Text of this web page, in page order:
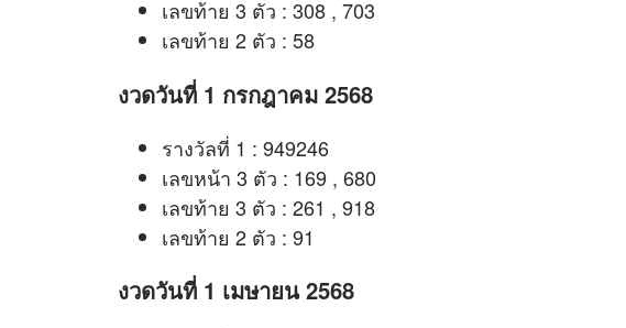
เลขท้าย 3 ตัว : 308 , 703
เลขท้าย 2 ตัว : 58
งวดวันที่ 1 กรกฎาคม 2568
รางวัลที่ 1 : 949246
เลขหน้า 3 ตัว : 169 , 680
เลขท้าย 3 ตัว : 261 , 918
เลขท้าย 2 ตัว : 91
งวดวันที่ 1 เมษายน 2568